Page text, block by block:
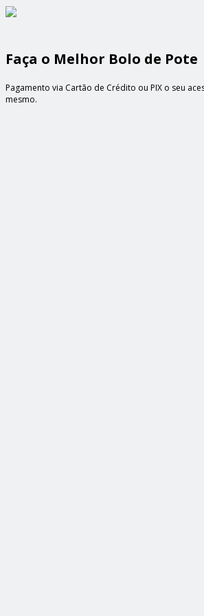
Faça o Melhor Bolo de Pote
Pagamento via Cartão de Crédito ou PIX o seu
mesmo.